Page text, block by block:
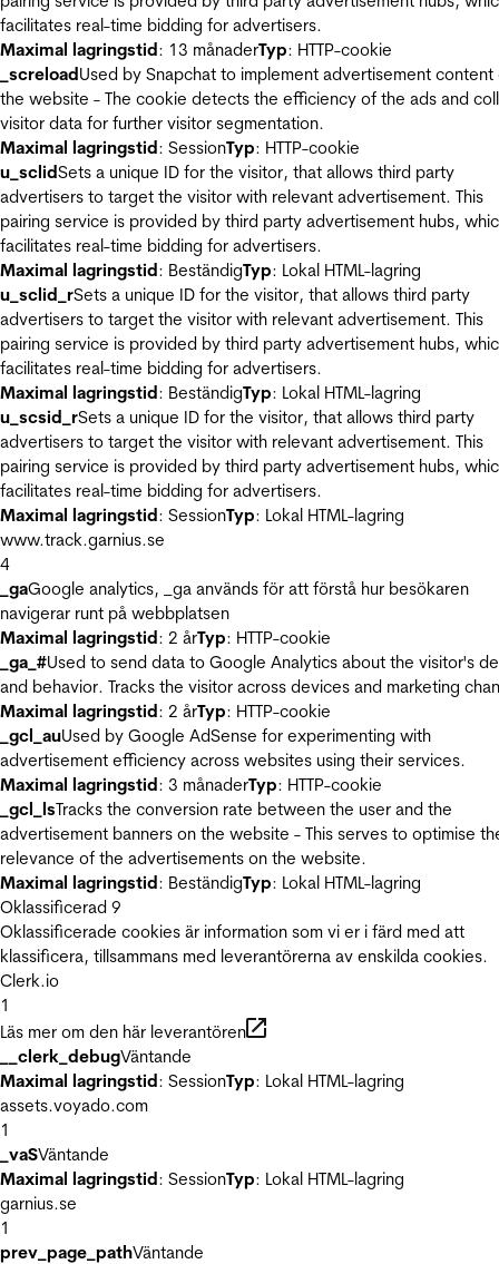
facilitates real-time bidding for advertisers.
Maximal lagringstid: 13 månaderTyp: HTTP-cookie
_screloadUsed by Snapchat to implement advertisement content
the website - The cookie detects the efficiency of the ads and
visitor data for further visitor segmentation.
Maximal lagringstid: SessionTyp: HTTP-cookie
u_sclidSets a unique ID for the visitor, that allows third party
advertisers to target the visitor with relevant advertisement. This
pairing service is provided by third party advertisement hubs,
facilitates real-time bidding for advertisers.
Maximal lagringstid: BeständigTyp: Lokal HTML-lagring
u_sclid_rSets a unique ID for the visitor, that allows third party
advertisers to target the visitor with relevant advertisement. This
pairing service is provided by third party advertisement hubs,
facilitates real-time bidding for advertisers.
Maximal lagringstid: BeständigTyp: Lokal HTML-lagring
u_scsid_rSets a unique ID for the visitor, that allows third party
advertisers to target the visitor with relevant advertisement. This
pairing service is provided by third party advertisement hubs,
facilitates real-time bidding for advertisers.
Maximal lagringstid: SessionTyp: Lokal HTML-lagring
www.track.garnius.se
4
_gaGoogle analytics, _ga används för att förstå hur besökaren
navigerar runt på webbplatsen
Maximal lagringstid: 2 årTyp: HTTP-cookie
_ga_#Used to send data to Google Analytics about the visitor's
and behavior. Tracks the visitor across devices and marketing
Maximal lagringstid: 2 årTyp: HTTP-cookie
_gcl_auUsed by Google AdSense for experimenting with
advertisement efficiency across websites using their services.
Maximal lagringstid: 3 månaderTyp: HTTP-cookie
_gcl_lsTracks the conversion rate between the user and the
advertisement banners on the website - This serves to optimise
relevance of the advertisements on the website.
Maximal lagringstid: BeständigTyp: Lokal HTML-lagring
Oklassificerad 9
Oklassificerade cookies är information som vi er i färd med att
klassificera, tillsammans med leverantörerna av enskilda cookies.
Clerk.io
1
Läs mer om den här leverantören
__clerk_debugVäntande
Maximal lagringstid: SessionTyp: Lokal HTML-lagring
assets.voyado.com
1
_vaSVäntande
Maximal lagringstid: SessionTyp: Lokal HTML-lagring
garnius.se
1
prev_page_pathVäntande